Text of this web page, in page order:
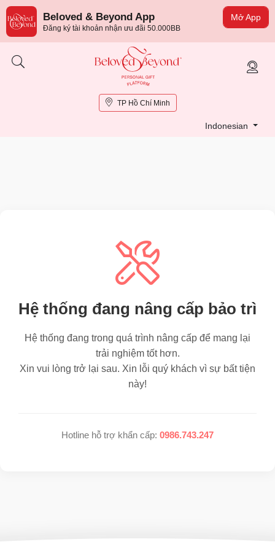
Mở App
Beloved & Beyond App
Đăng ký tài khoản nhận ưu đãi 50.000BB
TP Hồ Chí Minh
Indonesian
Hệ thống đang nâng cấp bảo trì
Hệ thống đang trong quá trình nâng cấp để mang lại
trải nghiệm tốt hơn.
Xin vui lòng trở lại sau. Xin lỗi quý khách vì sự bất tiện
này!
Hotline hỗ trợ khẩn cấp: 0986.743.247